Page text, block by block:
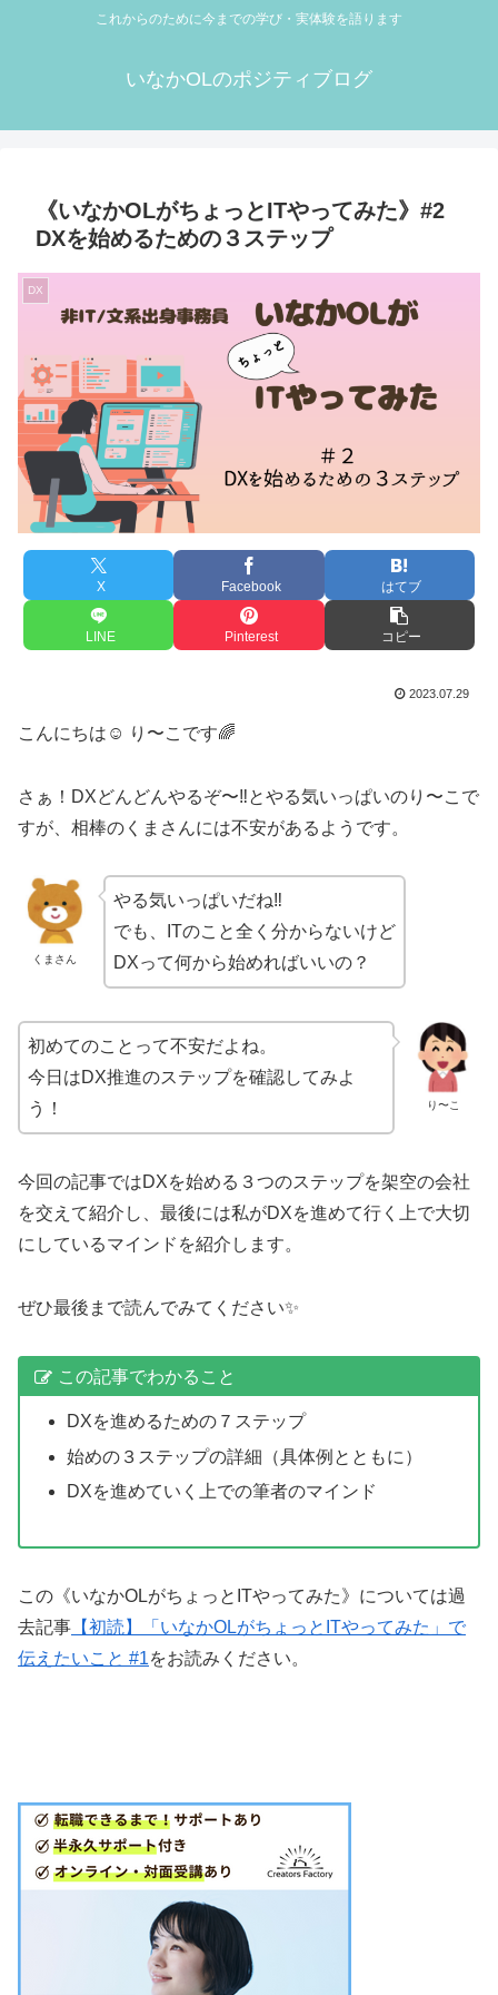
これからのために今までの学び・実体験を語ります
いなかOLのポジティブログ
《いなかOLがちょっとITやってみた》#2
DXを始めるための３ステップ
DX
X Facebook はてブ
LINE Pinterest コピー
2023.07.29
こんにちは☺︎ り〜こです🌈
さぁ！DXどんどんやるぞ〜‼︎とやる気いっぱいのり〜こで
すが、相棒のくまさんには不安があるようです。
くまさん
やる気いっぱいだね‼︎
でも、ITのこと全く分からないけど
DXって何から始めればいいの？
り〜こ
初めてのことって不安だよね。
今日はDX推進のステップを確認してみよ
う！
今回の記事ではDXを始める３つのステップを架空の会社
を交えて紹介し、最後には私がDXを進めて行く上で大切
にしているマインドを紹介します。
ぜひ最後まで読んでみてください✨
この記事でわかること
DXを進めるための７ステップ
始めの３ステップの詳細（具体例とともに）
DXを進めていく上での筆者のマインド
この《いなかOLがちょっとITやってみた》については過
去記事 【初読】「いなかOLがちょっとITやってみた」で
伝えたいこと #1をお読みください。